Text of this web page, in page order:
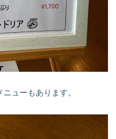
ューもあります。